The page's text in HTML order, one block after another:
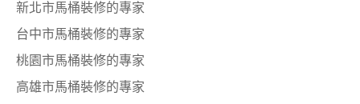
新北市馬桶裝修的專家
台中市馬桶裝修的專家
桃園市馬桶裝修的專家
高雄市馬桶裝修的專家